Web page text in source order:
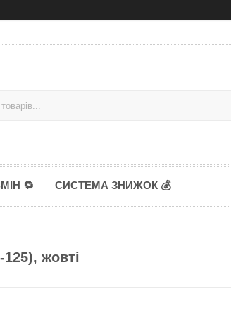
🔁 СИСТЕМА ЗНИЖОК 💰
жовті